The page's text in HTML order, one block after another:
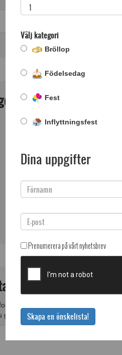
Jul
av namn eller länkar (en per rad).
göra i nästa steg.
Välj kategori
Bröllop
Födelsedag
Fest
Inflyttningsfest
Dina uppgifter
Prenumerera på vårt nyhetsbrev
Skapa en önskelista!